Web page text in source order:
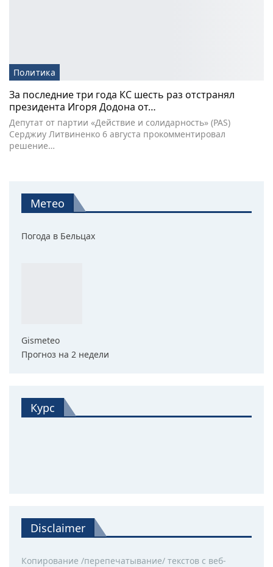
Политика
За последние три года КС шесть раз отстранял
президента Игоря Додона от…
Депутат от партии «Действие и солидарность» (PAS)
Серджиу Литвиненко 6 августа прокомментировал
решение…
Метео
Погода в Бельцах
Gismeteo
Прогноз на 2 недели
Курс
Disclaimer
Копирование /перепечатывание/ текстов с веб-